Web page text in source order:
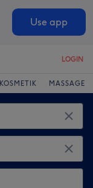
Use app
LOGIN
KOSMETIK MASSAGE